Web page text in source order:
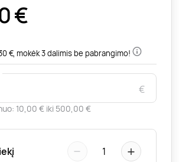
€
€, mokėk 3 dalimis be pabrangimo!
€
10,00 € iki 500,00 €
− 1 +